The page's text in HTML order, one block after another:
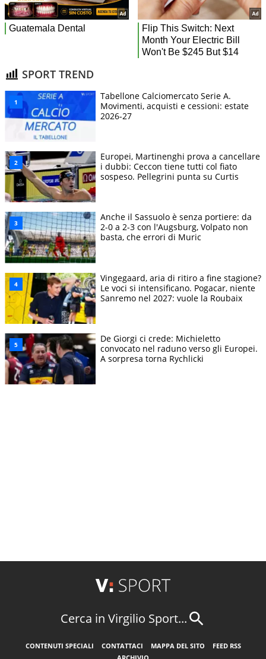
SPORT TREND
Tabellone Calciomercato Serie A.
Movimenti, acquisti e cessioni: estate
2026-27
Europei, Martinenghi prova a cancellare
i dubbi: Ceccon tiene tutti col fiato
sospeso. Pellegrini punta su Curtis
Anche il Sassuolo è senza portiere: da
2-0 a 2-3 con l'Augsburg, Volpato non
basta, che errori di Muric
Vingegaard, aria di ritiro a fine stagione?
Le voci si intensificano. Pogacar, niente
Sanremo nel 2027: vuole la Roubaix
De Giorgi ci crede: Michieletto
convocato nel raduno verso gli Europei.
A sorpresa torna Rychlicki
Cerca in Virgilio Sport...
CONTENUTI SPECIALI CONTATTACI MAPPA DEL SITO
FEED RSS